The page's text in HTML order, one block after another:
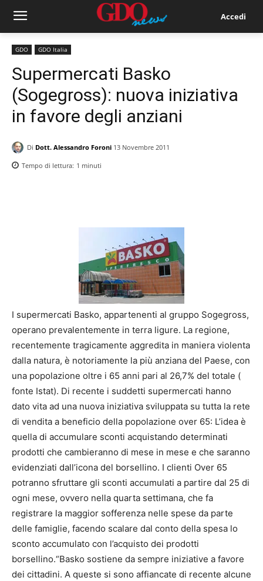
Accedi
GDO GDO Italia
Supermercati Basko
(Sogegross): nuova iniziativa
in favore degli anziani
Di Dott. Alessandro Foroni 13 Novembre 2011
Tempo di lettura: 1 minuti
I supermercati Basko, appartenenti al gruppo Sogegross,
operano prevalentemente in terra ligure. La regione,
recentemente tragicamente aggredita in maniera violenta
dalla natura, è notoriamente la più anziana del Paese, con
una popolazione oltre i 65 anni pari al 26,7% del totale (
fonte Istat). Di recente i suddetti supermercati hanno
dato vita ad una nuova iniziativa sviluppata su tutta la rete
di vendita a beneficio della popolazione over 65: L’idea è
quella di accumulare sconti acquistando determinati
prodotti che cambieranno di mese in mese e che saranno
evidenziati dall’icona del borsellino. I clienti Over 65
potranno sfruttare gli sconti accumulati a partire dal 25 di
ogni mese, ovvero nella quarta settimana, che fa
registrare la maggior sofferenza nelle spese da parte
delle famiglie, facendo scalare dal conto della spesa lo
sconto accumulato con l’acquisto dei prodotti
borsellino.“Basko sostiene da sempre iniziative a favore
dei cittadini. A queste si sono affiancate di recente alcune